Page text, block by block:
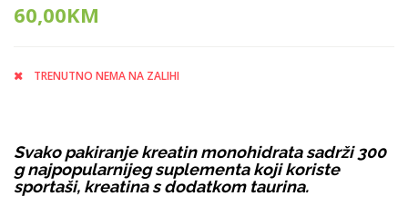
60,00KM
TRENUTNO NEMA NA ZALIHI
Svako pakiranje kreatin monohidrata sadrži 300
g najpopularnijeg suplementa koji koriste
sportaši, kreatina s dodatkom taurina.